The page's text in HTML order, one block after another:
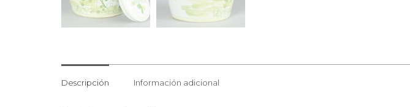
Descripción Información adicional